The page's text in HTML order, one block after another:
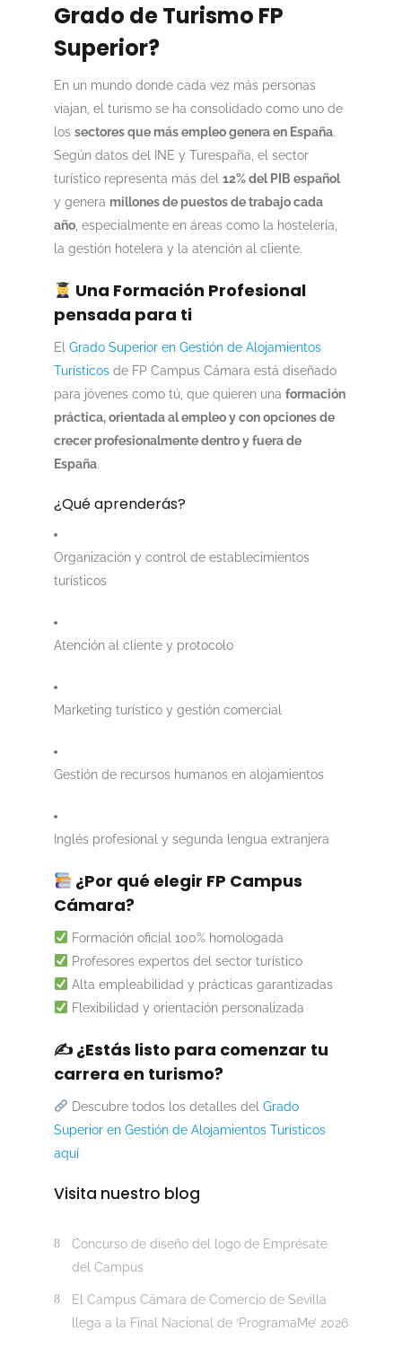
Grado de Turismo FP
Superior?
En un mundo donde cada vez más personas
viajan, el turismo se ha consolidado como uno de
los sectores que más empleo genera en España.
Según datos del INE y Turespaña, el sector
turístico representa más del 12% del PIB español
y genera millones de puestos de trabajo cada
año, especialmente en áreas como la hostelería,
la gestión hotelera y la atención al cliente.
Una Formación Profesional
pensada para ti
El Grado Superior en Gestión de Alojamientos
Turísticosde FP Campus Cámara está diseñado
para jóvenes como tú, que quieren una formación
práctica, orientada al empleo y con opciones de
crecer profesionalmente dentro y fuera de
España.
¿Qué aprenderás?
Organización y control de establecimientos
turísticos
Atención al cliente y protocolo
Marketing turístico y gestión comercial
Gestión de recursos humanos en alojamientos
Inglés profesional y segunda lengua extranjera
¿Por qué elegir FP Campus
Cámara?
Formación oficial 100% homologada
Profesores expertos del sector turístico
Alta empleabilidad y prácticas garantizadas
Flexibilidad y orientación personalizada
✍️ ¿Estás listo para comenzar tu
carrera en turismo?
Descubre todos los detalles del Grado
Superior en Gestión de Alojamientos Turísticos
aquí
Visita nuestro blog
Concurso de diseño del logo de Emprésate
del Campus
El Campus Cámara de Comercio de Sevilla
llega a la Final Nacional de ‘ProgramaMe’ 2026